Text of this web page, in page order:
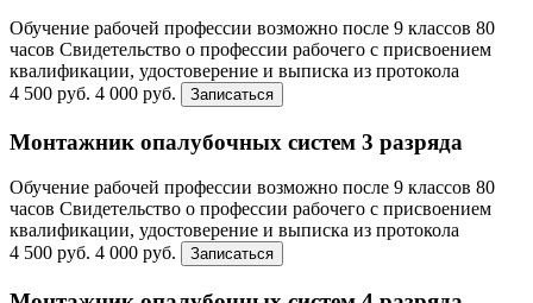
Обучение рабочей профессии возможно после 9 классов 80
часов Свидетельство о профессии рабочего с присвоением
квалификации, удостоверение и выписка из протокола
4 500 руб. 4 000 руб. Записаться
Монтажник опалубочных систем 3 разряда
Обучение рабочей профессии возможно после 9 классов 80
часов Свидетельство о профессии рабочего с присвоением
квалификации, удостоверение и выписка из протокола
4 500 руб. 4 000 руб. Записаться